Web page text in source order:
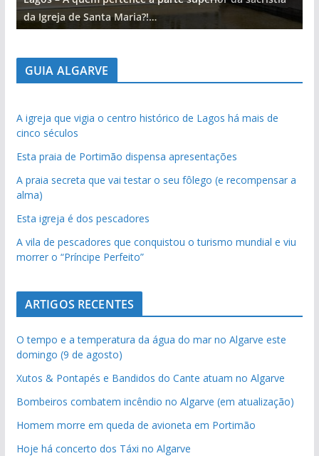
da Igreja de Santa Maria?!…
GUIA ALGARVE
A igreja que vigia o centro histórico de Lagos há mais de
cinco séculos
Esta praia de Portimão dispensa apresentações
A praia secreta que vai testar o seu fôlego (e recompensar a
alma)
Esta igreja é dos pescadores
A vila de pescadores que conquistou o turismo mundial e viu
morrer o “Príncipe Perfeito”
ARTIGOS RECENTES
O tempo e a temperatura da água do mar no Algarve este
domingo (9 de agosto)
Xutos & Pontapés e Bandidos do Cante atuam no Algarve
Bombeiros combatem incêndio no Algarve (em atualização)
Homem morre em queda de avioneta em Portimão
Hoje há concerto dos Táxi no Algarve